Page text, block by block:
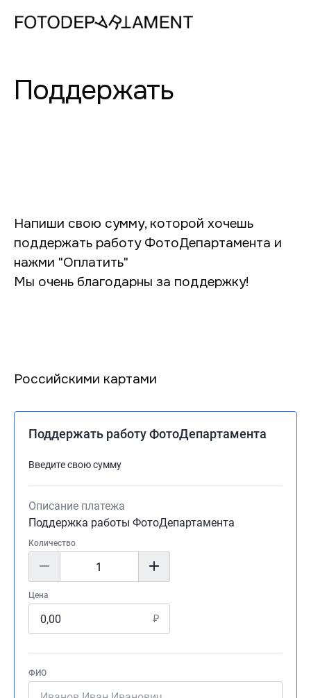
Поддержать
Напиши свою сумму, которой хочешь
поддержать работу ФотоДепартамента и
нажми "Оплатить"
Мы очень благодарны за поддержку!
Российскими картами
Поддержать работу ФотоДепартамента
Введите свою сумму
Описание платежа
Поддержка работы ФотоДепартамента
Количество
Цена
ФИО